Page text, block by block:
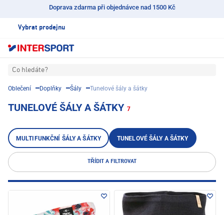
Doprava zdarma při objednávce nad 1500 Kč
Vybrat prodejnu
Co hledáte?
Oblečení Doplňky Šály Tunelové šály a šátky
TUNELOVÉ ŠÁLY A ŠÁTKY 7
MULTIFUNKČNÍ ŠÁLY A ŠÁTKY TUNELOVÉ ŠÁLY A ŠÁTKY
TŘÍDIT A FILTROVAT